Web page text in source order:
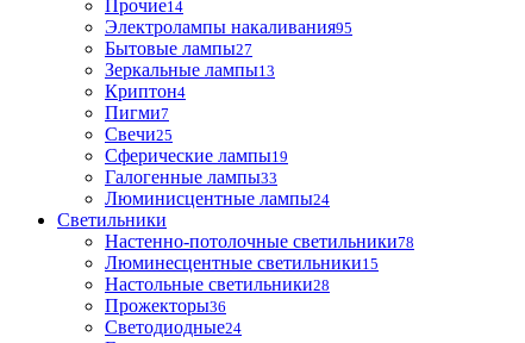
Прочие14
Электролампы накаливания95
Бытовые лампы27
Зеркальные лампы13
Криптон4
Пигми7
Свечи25
Сферические лампы19
Галогенные лампы33
Люминисцентные лампы24
Светильники
Настенно-потолочные светильники78
Люминесцентные светильники15
Настольные светильники28
Прожекторы36
Светодиодные24